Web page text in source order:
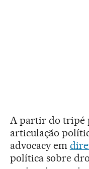
A partir do tripé
articulação
advocacy em
política sobre